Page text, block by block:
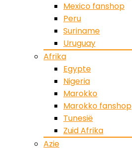
Mexico fanshop
Peru
Suriname
Uruguay
Afrika
Egypte
Nigeria
Marokko
Marokko fanshop
Tunesië
Zuid Afrika
Azie